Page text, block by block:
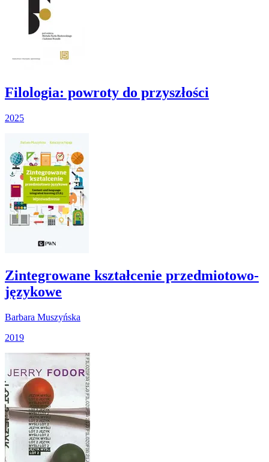
Filologia: powroty do przyszłości
2025
Zintegrowane kształcenie przedmiotowo-
językowe
Barbara Muszyńska
2019